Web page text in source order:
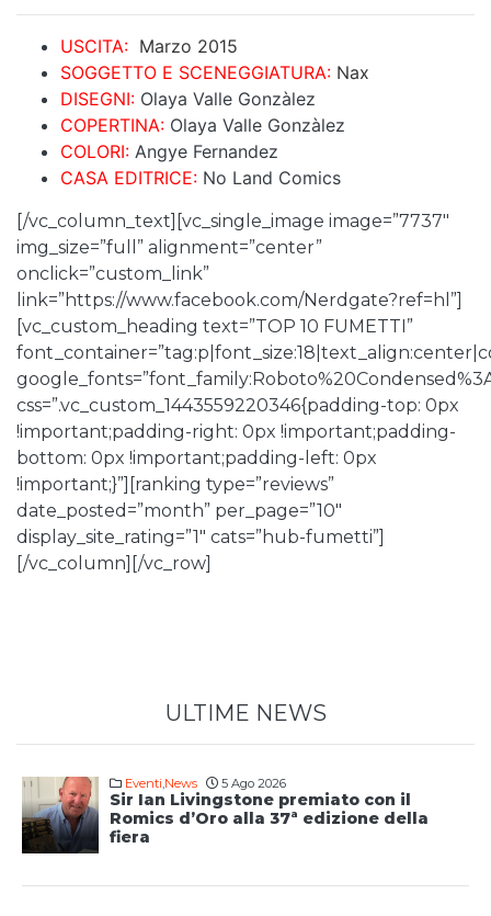
USCITA: Marzo 2015
SOGGETTO E SCENEGGIATURA: Nax
DISEGNI: Olaya Valle Gonzàlez
COPERTINA: Olaya Valle Gonzàlez
COLORI: Angye Fernandez
CASA EDITRICE: No Land Comics
[/vc_column_text][vc_single_image image=”7737″
img_size=”full” alignment=”center”
onclick=”custom_link”
link=”https://www.facebook.com/Nerdgate?ref=hl”]
[vc_custom_heading text=”TOP 10 FUMETTI”
css=”.vc_custom_1443559220346{padding-top: 0px
!important;padding-right: 0px !important;padding-
bottom: 0px !important;padding-left: 0px
!important;}”][ranking type=”reviews”
date_posted=”month” per_page=”10″
display_site_rating=”1″ cats=”hub-fumetti”]
[/vc_column][/vc_row]
ULTIME NEWS
Eventi,News 5 Ago 2026
Sir Ian Livingstone premiato con il
Romics d’Oro alla 37ª edizione della
fiera